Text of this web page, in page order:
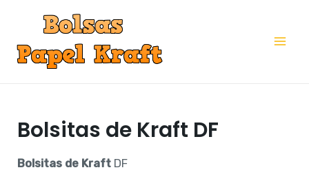
contenido
Bolsitas de Kraft DF
Bolsitas de Kraft DF